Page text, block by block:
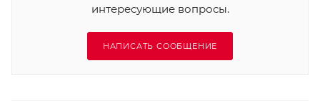
интересующие вопросы.
НАПИСАТЬ СООБЩЕНИЕ